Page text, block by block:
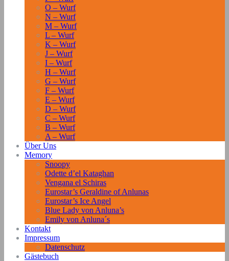
O – Wurf
N – Wurf
M – Wurf
L – Wurf
K – Wurf
J – Wurf
I – Wurf
H – Wurf
G – Wurf
F – Wurf
E – Wurf
D – Wurf
C – Wurf
B – Wurf
A – Wurf
Über Uns
Memory
Snoopy
Odette d’el Kataghan
Vengana el Schiras
Eurostar’s Geraldine of Anlunas
Eurostar’s Ice Angel
Blue Lady von Anluna’s
Emily von Anluna´s
Kontakt
Impressum
Datenschutz
Gästebuch